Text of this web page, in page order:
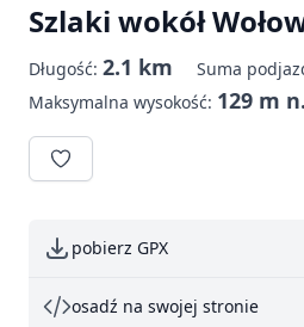
Szlaki wokół
Długość: 2.1 km Suma
Maksymalna wysokość: 129 m
pobierz GPX
osadź na swojej stronie